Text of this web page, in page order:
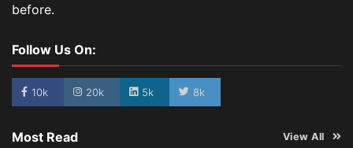
before.
Follow Us On:
10k 20k 5k 8k
Most Read View All